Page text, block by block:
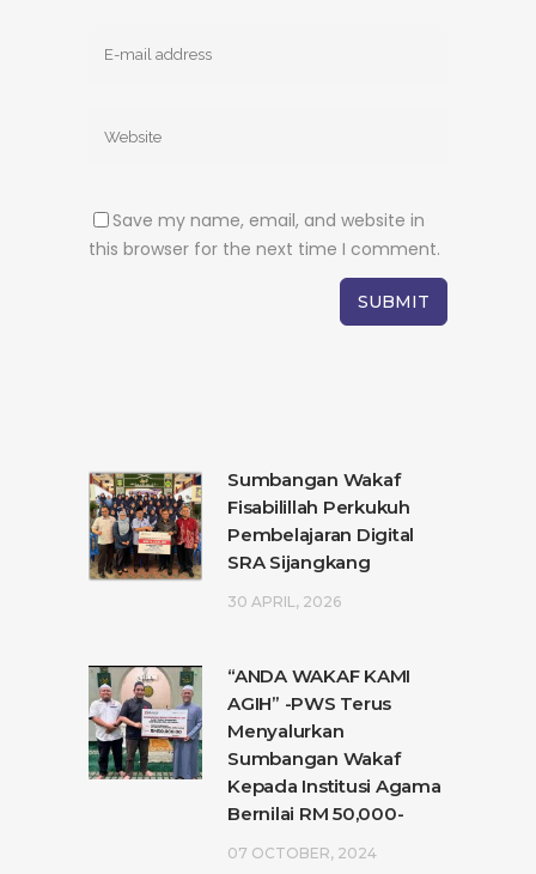
Save my name, email, and website in
this browser for the next time I comment.
Sumbangan Wakaf
Fisabilillah Perkukuh
Pembelajaran Digital
SRA Sijangkang
30 APRIL, 2026
“ANDA WAKAF KAMI
AGIH” -PWS Terus
Menyalurkan
Sumbangan Wakaf
Kepada Institusi Agama
Bernilai RM 50,000-
07 OCTOBER, 2024